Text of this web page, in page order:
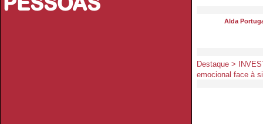
Alda
Destaque >
emocional face à